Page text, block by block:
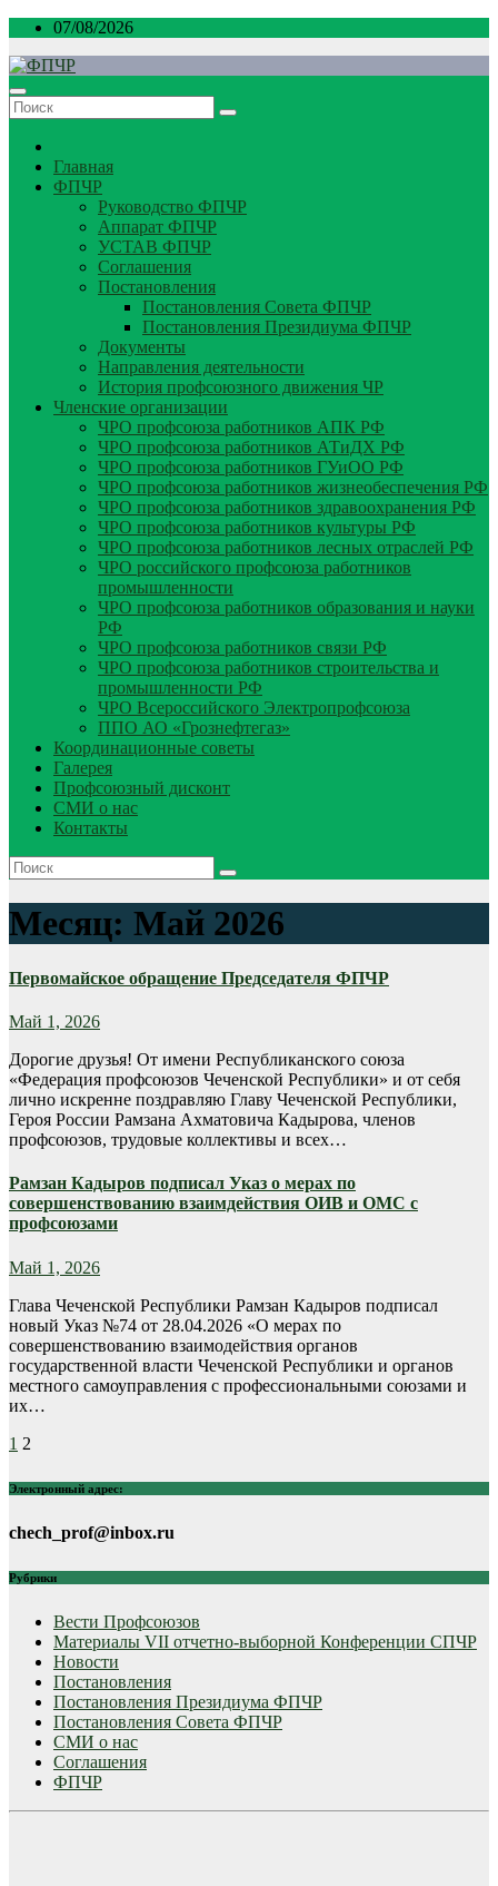
Перейти
содержимому
07/08/2026
Главная
ФПЧР
Руководство ФПЧР
Аппарат ФПЧР
УСТАВ ФПЧР
Соглашения
Постановления
Постановления Совета ФПЧР
Постановления Президиума ФПЧР
Документы
Направления деятельности
История профсоюзного движения ЧР
Членские организации
ЧРО профсоюза работников АПК РФ
ЧРО профсоюза работников АТиДХ РФ
ЧРО профсоюза работников ГУиОО РФ
ЧРО профсоюза работников жизнеобеспечения РФ
ЧРО профсоюза работников здравоохранения РФ
ЧРО профсоюза работников культуры РФ
ЧРО профсоюза работников лесных отраслей РФ
ЧРО российского профсоюза работников
промышленности
ЧРО профсоюза работников образования и науки
РФ
ЧРО профсоюза работников связи РФ
ЧРО профсоюза работников строительства и
промышленности РФ
ЧРО Всероссийского Электропрофсоюза
ППО АО «Грознефтегаз»
Координационные советы
Галерея
Профсоюзный дисконт
СМИ о нас
Контакты
Месяц: Май 2026
Первомайское обращение Председателя ФПЧР
Май 1, 2026
Дорогие друзья! От имени Республиканского союза
«Федерация профсоюзов Чеченской Республики» и от себя
лично искренне поздравляю Главу Чеченской Республики,
Героя России Рамзана Ахматовича Кадырова, членов
профсоюзов, трудовые коллективы и всех…
Рамзан Кадыров подписал Указ о мерах по
совершенствованию взаимдействия ОИВ и ОМС с
профсоюзами
Май 1, 2026
Глава Чеченской Республики Рамзан Кадыров подписал
новый Указ №74 от 28.04.2026 «О мерах по
совершенствованию взаимодействия органов
государственной власти Чеченской Республики и органов
местного самоуправления с профессиональными союзами и
их…
Навигация
по
1 2
Электронный адрес:
chech_prof@inbox.ru
Рубрики
Вести Профсоюзов
Материалы VII отчетно-выборной Конференции СПЧР
Новости
Постановления
Постановления Президиума ФПЧР
Постановления Совета ФПЧР
СМИ о нас
Соглашения
ФПЧР